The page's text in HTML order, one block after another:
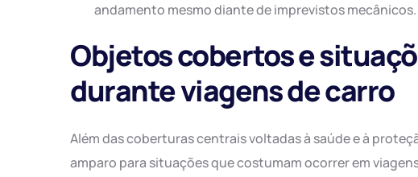
andamento mesmo diante de imprevistos mecânicos.
Objetos cobertos e
durante viagens de carro
Além das coberturas centrais voltadas à saúde e à
amparo para situações que costumam ocorrer em